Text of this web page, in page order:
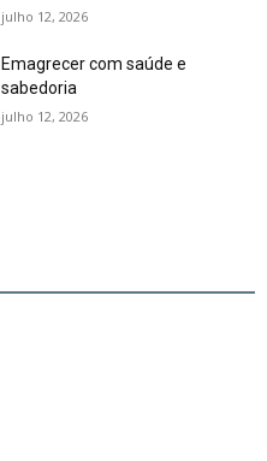
julho 12, 2026
Emagrecer com saúde e
sabedoria
julho 12, 2026